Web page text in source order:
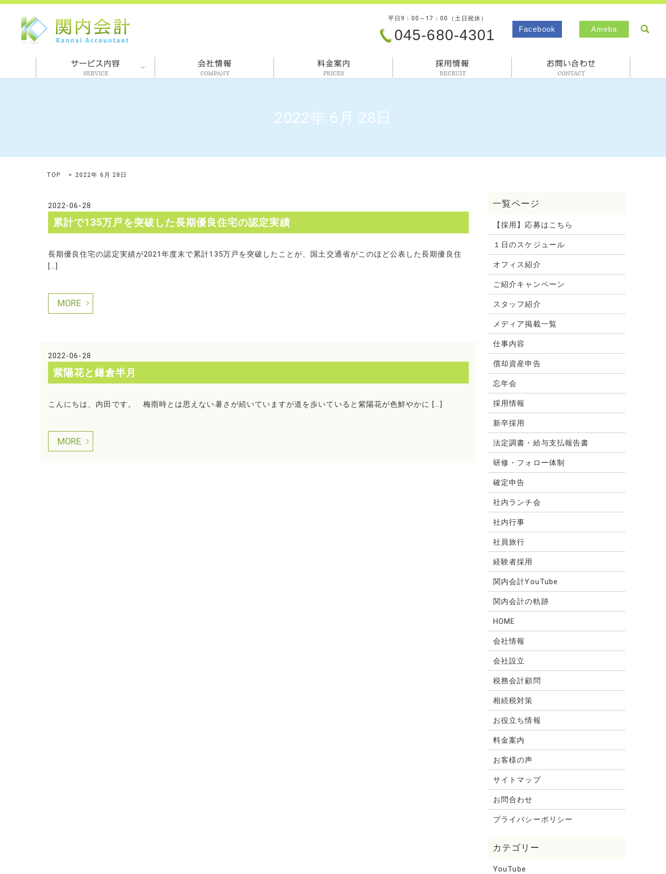
平日9：00～17：00（土日祝休）
045-680-4301 Facebook Ameba
2022年 6月 28日
TOP 2022年 6月 28日
2022-06-28
累計で135万戸を突破した長期優良住宅の認定実績
長期優良住宅の認定実績が2021年度末で累計135万戸を突破したことが、国土交通省がこのほど公表した長期優良住
[…]
MORE
2022-06-28
紫陽花と鎌倉半月
こんにちは、内田です。 梅雨時とは思えない暑さが続いていますが道を歩いていると紫陽花が色鮮やかに […]
MORE
【採用】応募はこちら
１日のスケジュール
オフィス紹介
ご紹介キャンペーン
スタッフ紹介
メディア掲載一覧
仕事内容
償却資産申告
忘年会
採用情報
新卒採用
法定調書・給与支払報告書
研修・フォロー体制
確定申告
社内ランチ会
社内行事
社員旅行
経験者採用
関内会計YouTube
関内会計の軌跡
HOME
会社情報
会社設立
税務会計顧問
相続税対策
お役立ち情報
料金案内
お客様の声
サイトマップ
お問合わせ
プライバシーポリシー
YouTube